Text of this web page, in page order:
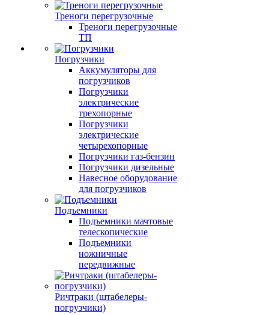
Треноги перегрузочные
Треноги перегрузочные
ТП
Погрузчики
Аккумуляторы для
погрузчиков
Погрузчики
электрические
трехопорные
Погрузчики
электрические
четырехопорные
Погрузчики газ-бензин
Погрузчики дизельные
Навесное оборудование
для погрузчиков
Подъемники
Подъемники мачтовые
телескопические
Подъемники
ножничные
передвижные
Ричтраки (штабелеры-
погрузчики)